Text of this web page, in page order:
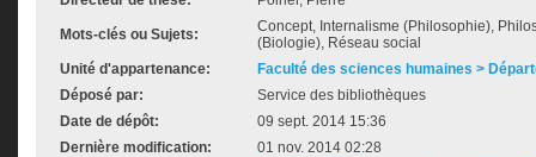
Mots-clés ou Sujets:
Concept, Internalisme (Philosophie),
(Biologie), Réseau social
Unité d'appartenance:
Faculté des sciences humaines >
Déposé par:
Service des bibliothèques
Date de dépôt:
09 sept. 2014 15:36
Dernière modification:
01 nov. 2014 02:28